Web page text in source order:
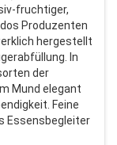
fruchtiger,
Produzenten
hergestellt
In
der
Mund elegant
Feine
Essensbegleiter